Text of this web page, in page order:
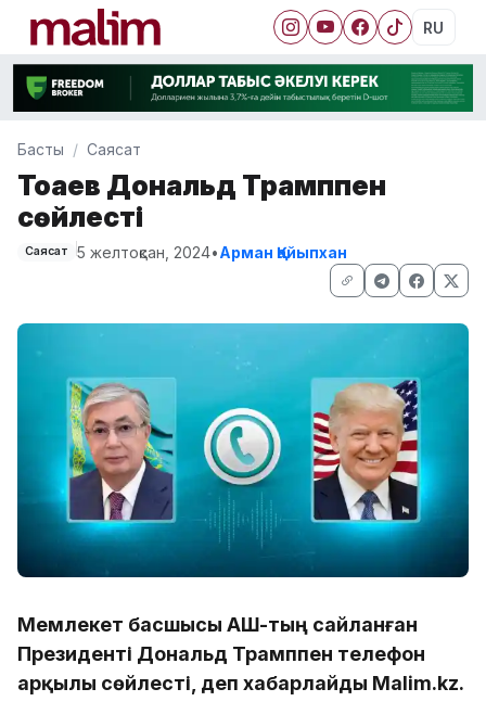
RU
Басты Саясат
Тоқаев Дональд Трамппен
сөйлесті
Саясат 5 желтоқсан, 2024•Арман Қайыпхан
Мемлекет басшысы АҚШ-тың сайланған
Президенті Дональд Трамппен телефон
арқылы сөйлесті, деп хабарлайды Malim.kz.